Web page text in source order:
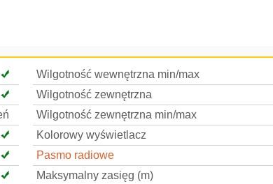
Wilgotność wewnętrzna min/max
Wilgotność zewnętrzna
Wilgotność zewnętrzna min/max
Kolorowy wyświetlacz
Pasmo radiowe
Maksymalny zasięg (m)